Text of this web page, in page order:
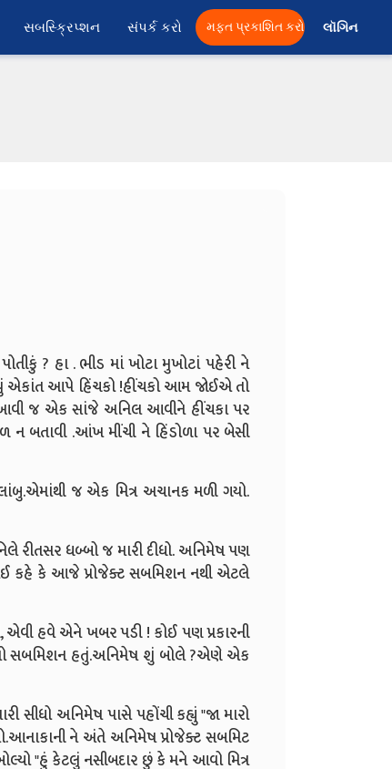
સબસ્ક્રિપ્શન સંપર્ક કરો મફત પ્રકાશિત કરો લૉગિન
? હા . ભીડ માં ખોટા મુખોટાં પહેરી ને
એકાંત આપે હિંચકો !હીંચકો આમ જોઈએ તો
જ એક સાંજે અનિલ આવીને હીંચકા પર
ન બતાવી .આંખ મીંચી ને હિંડોળા પર બેસી
જ એક મિત્ર અચાનક મળી ગયો.
રીતસર ધબ્બો જ મારી દીધો. અનિમેષ પણ
કહે કે આજે પ્રોજેક્ટ સબમિશન નથી એટલે
હવે એને ખબર પડી ! કોઈ પણ પ્રકારની
તો સબમિશન હતું.અનિમેષ શું બોલે ?એણે એક
સીધો અનિમેષ પાસે પહોંચી કહ્યું "જા મારો
ને અંતે અનિમેષ પ્રોજેક્ટ સબમિટ
"હું કેટલું નસીબદાર છું કે મને આવો મિત્ર